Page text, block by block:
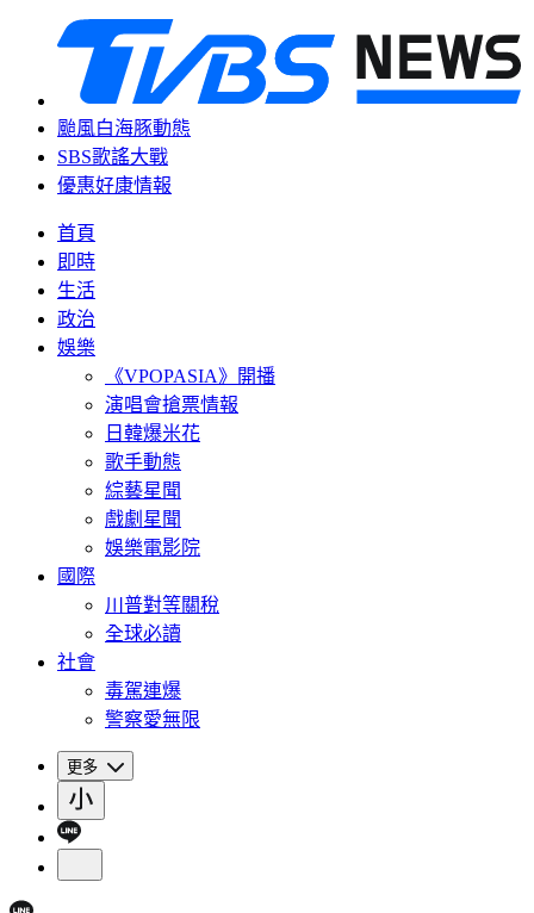
颱風白海豚動態
SBS歌謠大戰
優惠好康情報
首頁
即時
生活
政治
娛樂
《VPOPASIA》開播
演唱會搶票情報
日韓爆米花
歌手動態
綜藝星聞
戲劇星聞
娛樂電影院
國際
川普對等關稅
全球必讀
社會
毒駕連爆
警察愛無限
更多